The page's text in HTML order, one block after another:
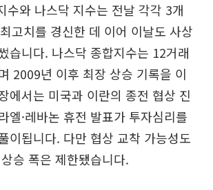
수와 나스닥 지수는 전날 각각 3개
고치를 경신한 데 이어 이날도 사상
습니다. 나스닥 종합지수는 12거래
2009년 이후 최장 상승 기록을 이
에서는 미국과 이란의 종전 협상 진
엘·레바논 휴전 발표가 투자심리를
이됩니다. 다만 협상 교착 가능성도
승 폭은 제한됐습니다.